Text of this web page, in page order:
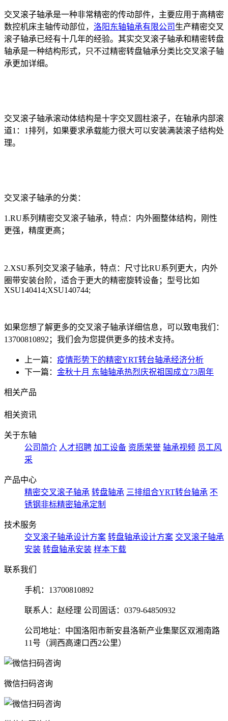
交叉滚子轴承是一种非常精密的传动部件，主要应用于高精密
数控机床主轴传动部位， 洛阳东轴轴承有限公司 生产精密交叉
滚子轴承已经有十几年的经验。其实交叉滚子轴承和精密转盘
轴承是一种结构形式，只不过精密转盘轴承分类比交叉滚子轴
承更加详细。
交叉滚子轴承滚动体结构是十字交叉圆柱滚子，在轴承内部滚
道1：1排列，如果要求承载能力很大可以安装满装滚子结构处
理。
交叉滚子轴承的分类：
1.RU系列精密交叉滚子轴承，特点：内外圈整体结构，刚性
更强，精度更高；
2.XSU系列交叉滚子轴承，特点：尺寸比RU系列更大，内外
圈带安装台阶，适合于更大的精密旋转设备；型号比如
XSU140414;XSU140744;
如果您想了解更多的交叉滚子轴承详细信息，可以致电我们：
13700810892；我们会为您提供更多的技术支持。
上一篇： 疫情形势下的精密YRT转台轴承经济分析
下一篇： 金秋十月 东轴轴承热烈庆祝祖国成立73周年
相关产品
相关资讯
关于东轴
公司简介 人才招聘 加工设备 资质荣誉 轴承视频 员工风
采
产品中心
精密交叉滚子轴承 转盘轴承 三排组合YRT转台轴承 不
锈钢非标精密轴承定制
技术服务
交叉滚子轴承设计方案 转盘轴承设计方案 交叉滚子轴承
安装 转盘轴承安装 样本下载
联系我们
手机： 13700810892
联系人：赵经理 公司固话：0379-64850932
公司地址：中国洛阳市新安县洛新产业集聚区双湘南路
11号（涧西高速口西2公里）
微信扫码咨询